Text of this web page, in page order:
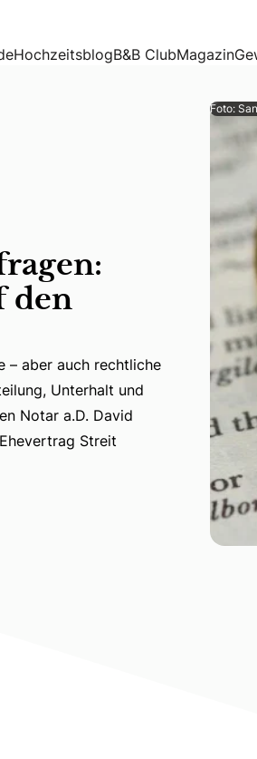
Ehevertrag lohnt
HochzeitsblogB&B ClubMagazin
den
aber auch rechtliche Pflichten
– aber auch rechtliche
Unterhalt und
Notar a.D. David
Streit
Foto: